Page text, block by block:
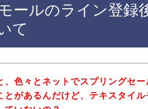
ールのライン登録
て
、色々とネットでスプリングセ
とがあるんだけど、テキスタイ